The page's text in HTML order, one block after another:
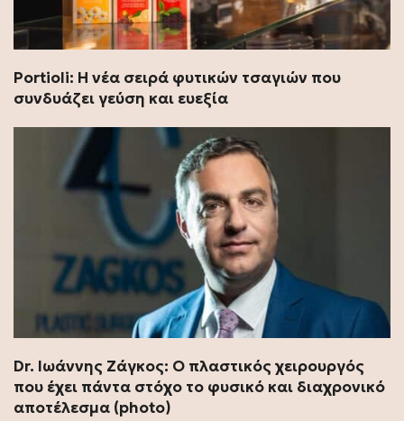
Portioli: Η νέα σειρά φυτικών τσαγιών που
συνδυάζει γεύση και ευεξία
Dr. Ιωάννης Ζάγκος: Ο πλαστικός χειρουργός
που έχει πάντα στόχο το φυσικό και διαχρονικό
αποτέλεσμα (photo)